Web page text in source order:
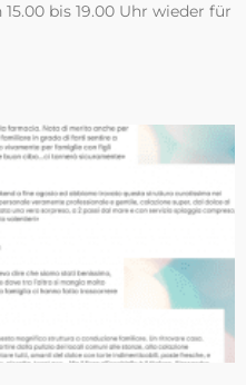
bis 19.00 Uhr wieder für